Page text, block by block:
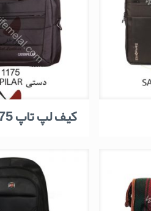
کیف لپ تاپ 1175